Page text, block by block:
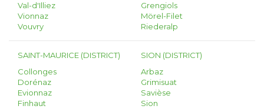
Val-d'Illiez
Vionnaz
Vouvry
Grengiols
Mörel-Filet
Riederalp
SAINT-MAURICE (DISTRICT)
Collonges
Dorénaz
Evionnaz
Finhaut
SION (DISTRICT)
Arbaz
Grimisuat
Savièse
Sion